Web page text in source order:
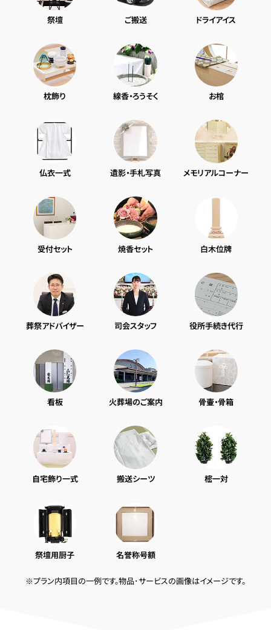
祭壇 ご搬送 ドライアイス
枕飾り 線香・ろうそく お棺
仏衣一式 遺影・手札写真 メモリアルコーナー
受付セット 焼香セット 白木位牌
葬祭アドバイザー 司会スタッフ 役所手続き代行
看板 火葬場のご案内 骨壷・骨箱
自宅飾り一式 搬送シーツ 樒一対
祭壇用厨子 名誉称号額
※プラン内項目の一例です。物品･サービスの画像はイメージです。